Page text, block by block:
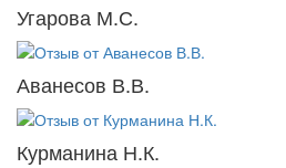
Угарова М.С.
Аванесов В.В.
Курманина Н.К.